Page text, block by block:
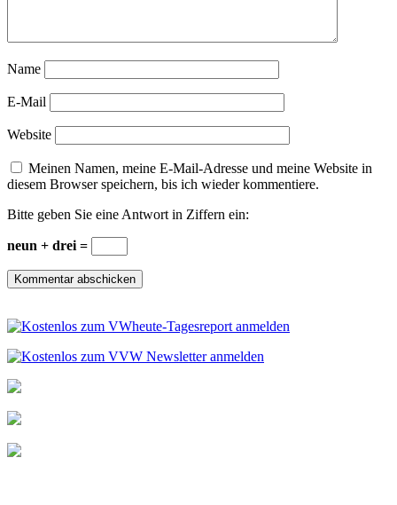
Name
E-Mail
Website
Meinen Namen, meine E-Mail-Adresse und meine Website in
diesem Browser speichern, bis ich wieder kommentiere.
Bitte geben Sie eine Antwort in Ziffern ein:
neun + drei =